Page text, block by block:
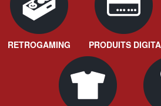
RETROGAMING PRODUITS